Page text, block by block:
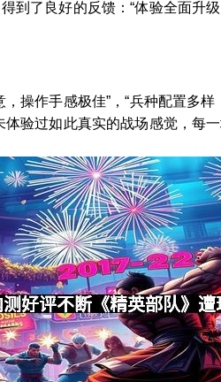
到了良好的反馈：“体验全面升
操作手感极佳”，“兵种配置多
验过如此真实的战场感觉，每